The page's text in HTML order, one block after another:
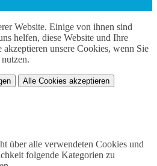
Website. Einige von ihnen sind
helfen, diese Website und Ihre
unsere Cookies, wenn Sie
Alle Cookies akzeptieren
über alle verwendeten Cookies und
folgende Kategorien zu